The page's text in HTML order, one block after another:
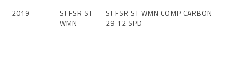
2019
SJ FSR ST
WMN
SJ FSR ST WMN COMP CARBON
29 12 SPD